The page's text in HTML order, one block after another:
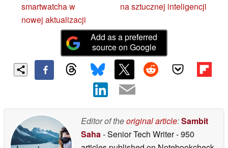
smartwatcha w
nowej aktualizacji
na sztucznej inteligencji
Add as a preferred
source on Google
Editor of theoriginal article:Sambit
Saha - Senior Tech Writer- 950